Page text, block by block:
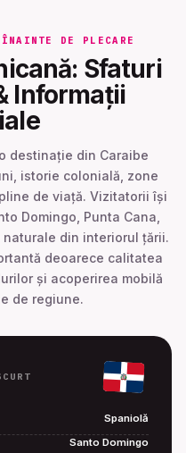
DE PLECARE
Sfaturi
Informații
destinație din Caraibe
istorie colonială, zone
de viață. Vizitatorii își
Domingo, Punta Cana,
naturale din interiorul țării.
deoarece calitatea
și acoperirea mobilă
de regiune.
Spaniolă
Santo Domingo